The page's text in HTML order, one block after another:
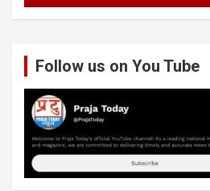
Follow us on You Tube